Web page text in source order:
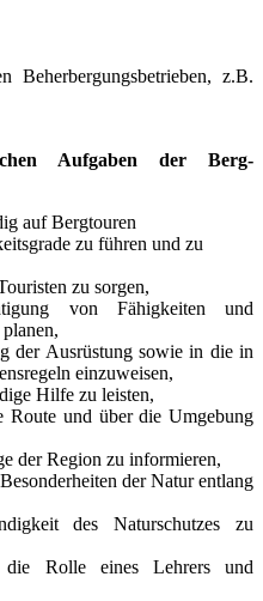
Beherbergungsbetrieben, z.B.
Aufgaben der Berg-
auf Bergtouren
zu führen und zu
zu sorgen,
von Fähigkeiten und
der Ausrüstung sowie in die in
einzuweisen,
Hilfe zu leisten,
Route und über die Umgebung
der Region zu informieren,
der Natur entlang
des Naturschutzes zu
die Rolle eines Lehrers und